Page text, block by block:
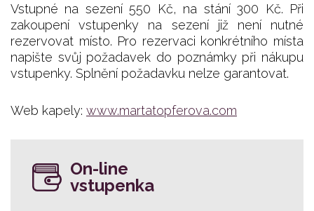
Vstupné na sezení 550 Kč, na stání 300 Kč. Při
zakoupení vstupenky na sezení již není nutné
rezervovat místo. Pro rezervaci konkrétního místa
napište svůj požadavek do poznámky při nákupu
vstupenky. Splnění požadavku nelze garantovat.
Web kapely: www.martatopferova.com
On-line
vstupenka